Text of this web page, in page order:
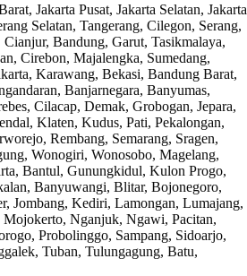
Jakarta Pusat, Jakarta Selatan, Jakarta
Selatan, Tangerang, Cilegon, Serang,
Bandung, Garut, Tasikmalaya,
Cirebon, Majalengka, Sumedang,
Karawang, Bekasi, Bandung Barat,
Banjarnegara, Banyumas,
Cilacap, Demak, Grobogan, Jepara,
Klaten, Kudus, Pati, Pekalongan,
Rembang, Semarang, Sragen,
Wonogiri, Wonosobo, Magelang,
Bantul, Gunungkidul, Kulon Progo,
Banyuwangi, Blitar, Bojonegoro,
Jombang, Kediri, Lamongan, Lumajang,
Nganjuk, Ngawi, Pacitan,
Probolinggo, Sampang, Sidoarjo,
Tuban, Tulungagung, Batu,